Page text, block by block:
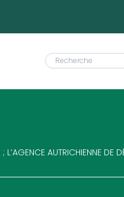
AUTRICHIENNE DE